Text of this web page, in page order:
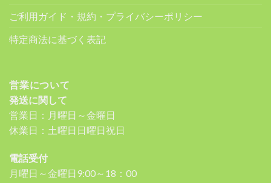
ご利用ガイド・規約・プライバシーポリシー
特定商法に基づく表記
営業について
発送に関して
営業日：月曜日～金曜日
休業日：土曜日日曜日祝日
電話受付
月曜日～金曜日9:00～18：00